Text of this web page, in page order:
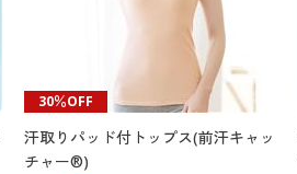
30％OFF
汗取りパッド付トップス(前汗キャッ
チャー®)